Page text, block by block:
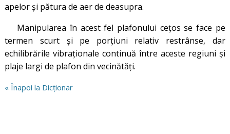
apelor și pătura de aer de deasupra.
Manipularea în acest fel plafonului cețos se face pe
termen scurt și pe porțiuni relativ restrânse, dar
echilibrările vibraționale continuă între aceste regiuni și
plaje largi de plafon din vecinătăți.
« Înapoi la Dicționar